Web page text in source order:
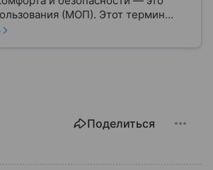
(МОП). Этот термин
в жилищно-коммунальной
Поделиться